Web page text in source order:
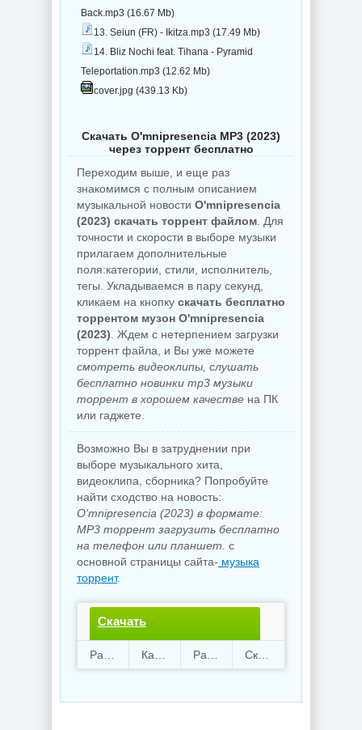
Back.mp3 (16.67 Mb)
13. Seiun (FR) - Ikitza.mp3 (17.49 Mb)
14. Bliz Nochi feat. Tihana - Pyramid
Teleportation.mp3 (12.62 Mb)
cover.jpg (439.13 Kb)
Скачать O'mnipresencia MP3 (2023)
через торрент бесплатно
Переходим выше, и еще раз
знакомимся с полным описанием
музыкальной новости O'mnipresencia
(2023) скачать торрент файлом . Для
точности и скорости в выборе музыки
прилагаем дополнительные
поля:категории, стили, исполнитель,
тегы. Укладываемся в пару секунд,
кликаем на кнопку скачать бесплатно
торрентом музон O'mnipresencia
(2023) . Ждем с нетерпением загрузки
торрент файла, и Вы уже можете
смотреть видеоклипы, слушать
бесплатно новинки mp3 музыки
торрент в хорошем качестве на ПК
или гаджете.
Возможно Вы в затруднении при
выборе музыкального хита,
видеоклипа, сборника? Попробуйте
найти сходство на новость:
O'mnipresencia (2023) в формате:
MP3 торрент загрузить бесплатно
на телефон или планшет. с
основной страницы сайта- музыка
торрент.
Скачать
O'mnipresencia.torrent
49 63 220.1 Mb